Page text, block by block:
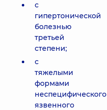
с
гипертонической
болезнью
третьей
степени;
с
тяжелыми
формами
неспецифического
язвенного